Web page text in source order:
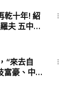
乾十年! 紹
夫 五中全
“來去自
富豪、中國
天